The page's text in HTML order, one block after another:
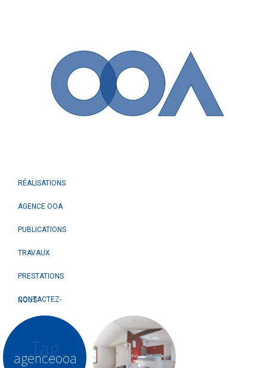
RÉALISATIONS
AGENCE OOA
PUBLICATIONS
TRAVAUX
PRESTATIONS
CONTACTEZ-NOUS
Tag
agenceooa